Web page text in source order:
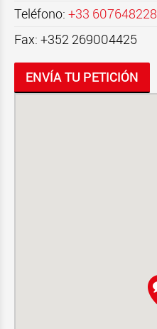
Teléfono: +33 607648228
Fax: +352 269004425
ENVÍA TU PETICIÓN